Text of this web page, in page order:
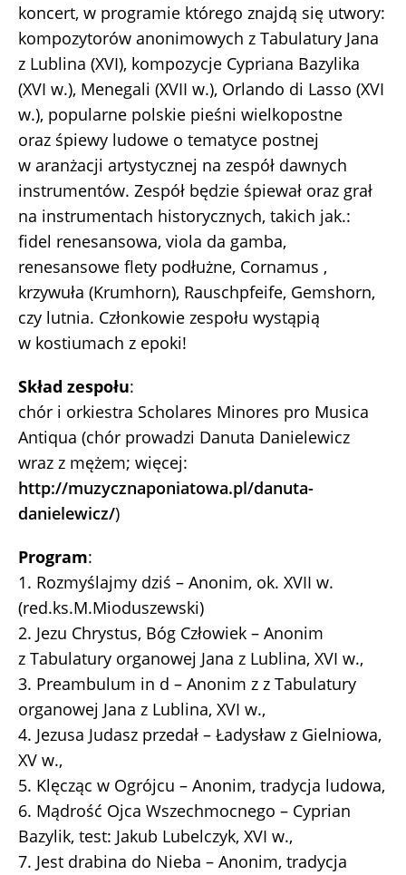
koncert, w programie którego znajdą się utwory:
kompozytorów anonimowych z Tabulatury Jana
z Lublina (XVI), kompozycje Cypriana Bazylika
(XVI w.), Menegali (XVII w.), Orlando di Lasso (XVI
w.), popularne polskie pieśni wielkopostne
oraz śpiewy ludowe o tematyce postnej
w aranżacji artystycznej na zespół dawnych
instrumentów. Zespół będzie śpiewał oraz grał
na instrumentach historycznych, takich jak.:
fidel renesansowa, viola da gamba,
renesansowe flety podłużne, Cornamus ,
krzywuła (Krumhorn), Rauschpfeife, Gemshorn,
czy lutnia. Członkowie zespołu wystąpią
w kostiumach z epoki!
Skład zespołu:
chór i orkiestra Scholares Minores pro Musica
Antiqua (chór prowadzi Danuta Danielewicz
wraz z mężem; więcej:
http://muzycznaponiatowa.pl/danuta-
danielewicz/)
Program:
1. Rozmyślajmy dziś – Anonim, ok. XVII w.
(red.ks.M.Mioduszewski)
2. Jezu Chrystus, Bóg Człowiek – Anonim
z Tabulatury organowej Jana z Lublina, XVI w.,
3. Preambulum in d – Anonim z z Tabulatury
organowej Jana z Lublina, XVI w.,
4. Jezusa Judasz przedał – Ładysław z Gielniowa,
XV w.,
5. Klęcząc w Ogrójcu – Anonim, tradycja ludowa,
6. Mądrość Ojca Wszechmocnego – Cyprian
Bazylik, test: Jakub Lubelczyk, XVI w.,
7. Jest drabina do Nieba – Anonim, tradycja